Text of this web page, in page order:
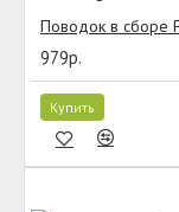
979р.
Купить